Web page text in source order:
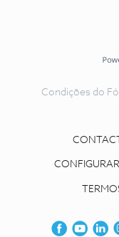
Condições do